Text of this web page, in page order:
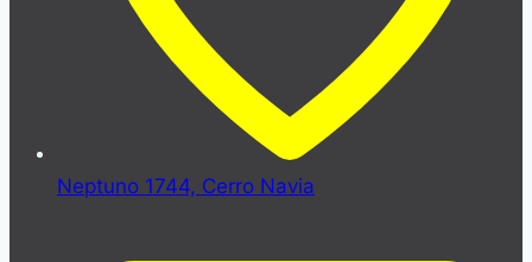
Neptuno 1744, Cerro Navia